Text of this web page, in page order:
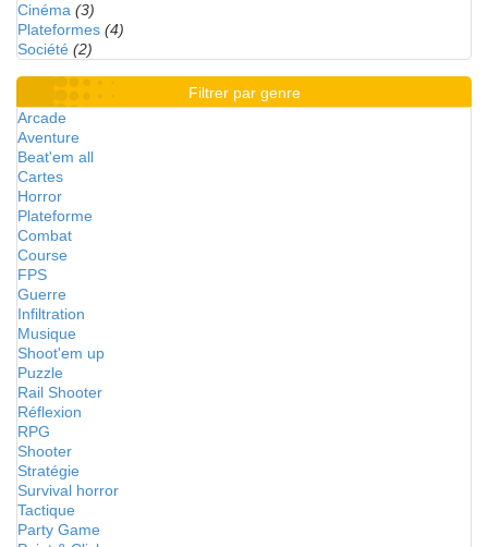
Cinéma (3)
Plateformes (4)
Société (2)
Filtrer par genre
Arcade
Aventure
Beat'em all
Cartes
Horror
Plateforme
Combat
Course
FPS
Guerre
Infiltration
Musique
Shoot'em up
Puzzle
Rail Shooter
Réflexion
RPG
Shooter
Stratégie
Survival horror
Tactique
Party Game